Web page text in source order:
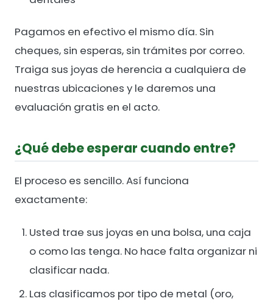
Pagamos en efectivo el mismo día. Sin
cheques, sin esperas, sin trámites por correo.
Traiga sus joyas de herencia a cualquiera de
nuestras ubicaciones y le daremos una
evaluación gratis en el acto.
¿Qué debe esperar cuando entre?
El proceso es sencillo. Así funciona
exactamente:
Usted trae sus joyas en una bolsa, una caja
o como las tenga. No hace falta organizar ni
clasificar nada.
Las clasificamos por tipo de metal (oro,